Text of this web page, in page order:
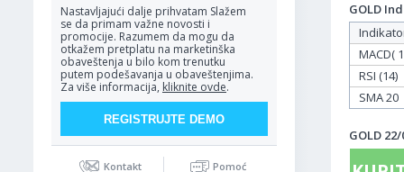
Nastavljajući dalje prihvatam Slažem
se da primam važne novosti i
promocije. Razumem da mogu da
otkažem pretplatu na marketinška
obaveštenja u bilo kom trenutku
putem podešavanja u obaveštenjima.
Za više informacija, kliknite ovde.
Kontakt Pomoć
GOLD
MACD(
RSI (14)
SMA 20
GOLD